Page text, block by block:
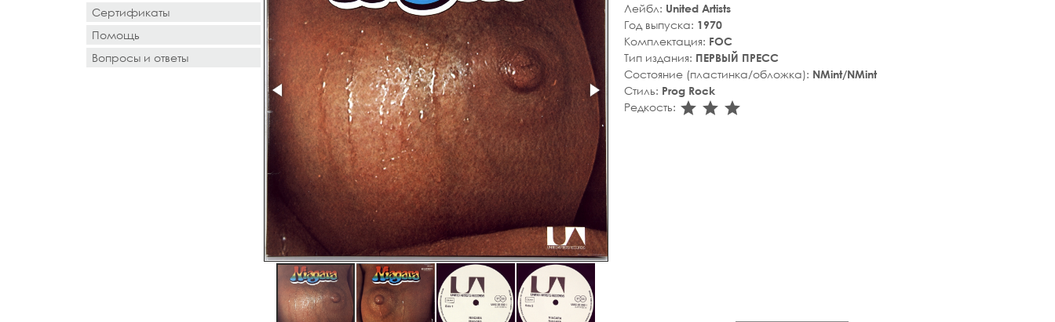
Сертификаты
Помощь
Вопросы и ответы
Лейбл: United Artists
Год выпуска: 1970
Комплектация: FOC
Тип издания: ПЕРВЫЙ ПРЕСС
Состояние (пластинка/обложка): NMint/NMint
Стиль: Prog Rock
Редкость: star_rate
star_rate
star_rate